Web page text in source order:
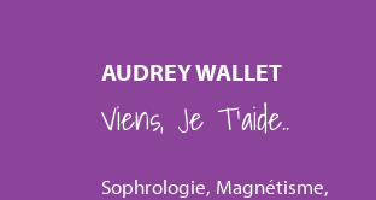
AUDREY WALLET
Viens, Je T’aide..
Sophrologie, Magnétisme,